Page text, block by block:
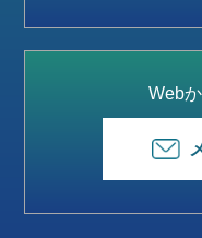
Web